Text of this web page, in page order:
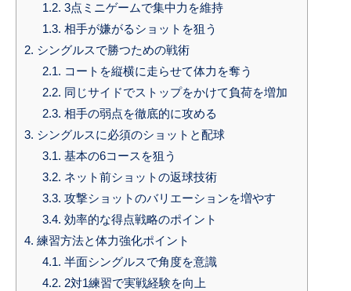
1.2. 3点ミニゲームで集中力を維持
1.3. 相手が嫌がるショットを狙う
2. シングルスで勝つための戦術
2.1. コートを縦横に走らせて体力を奪う
2.2. 同じサイドでストップをかけて負荷を増加
2.3. 相手の弱点を徹底的に攻める
3. シングルスに必須のショットと配球
3.1. 基本の6コースを狙う
3.2. ネット前ショットの返球技術
3.3. 攻撃ショットのバリエーションを増やす
3.4. 効率的な得点戦略のポイント
4. 練習方法と体力強化ポイント
4.1. 半面シングルスで角度を意識
4.2. 2対1練習で実戦経験を向上